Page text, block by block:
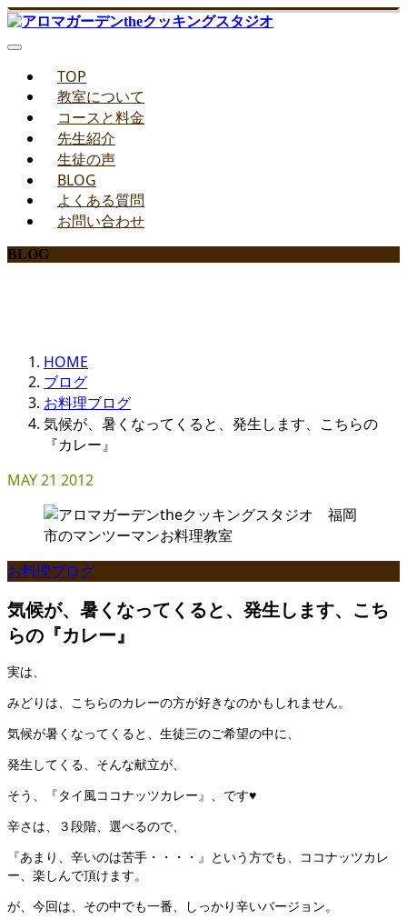
TOP
教室について
コースと料金
先生紹介
生徒の声
BLOG
よくある質問
お問い合わせ
BLOG
HOME
ブログ
お料理ブログ
気候が、暑くなってくると、発生します、こちらの
『カレー』
MAY21 2012
お料理ブログ
気候が、暑くなってくると、発生します、こち
らの『カレー』
実は、
みどりは、こちらのカレーの方が好きなのかもしれません。
気候が暑くなってくると、生徒三のご希望の中に、
発生してくる、そんな献立が、
そう、『タイ風ココナッツカレー』、です♥
辛さは、３段階、選べるので、
『あまり、辛いのは苦手・・・・』という方でも、ココナッツカレ
ー、楽しんで頂けます。
が、今回は、その中でも一番、しっかり辛いバージョン。